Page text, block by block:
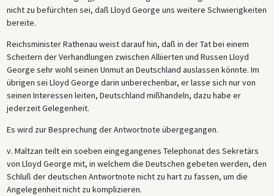
nicht zu befürchten sei, daß Lloyd George uns weitere Schwierigkeiten
bereite.
Reichsminister Rathenau weist darauf hin, daß in der Tat bei einem
Scheitern der Verhandlungen zwischen Alliierten und Russen Lloyd
George sehr wohl seinen Unmut an Deutschland auslassen könnte. Im
übrigen sei Lloyd George darin unberechenbar, er lasse sich nur von
seinen Interessen leiten, Deutschland mißhandeln, dazu habe er
jederzeit Gelegenheit.
Es wird zur Besprechung der Antwortnote übergegangen.
v. Maltzan teilt ein soeben eingegangenes Telephonat des Sekretärs
von Lloyd George mit, in welchem die Deutschen gebeten werden, den
Schluß der deutschen Antwortnote nicht zu hart zu fassen, um die
Angelegenheit nicht zu komplizieren.